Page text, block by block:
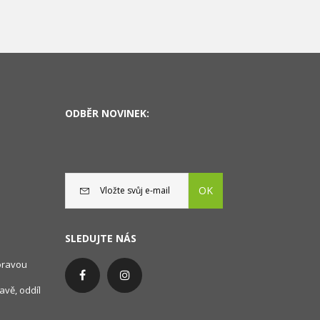
oddíl
ODBĚR NOVINEK:
OK
SLEDUJTE NÁS